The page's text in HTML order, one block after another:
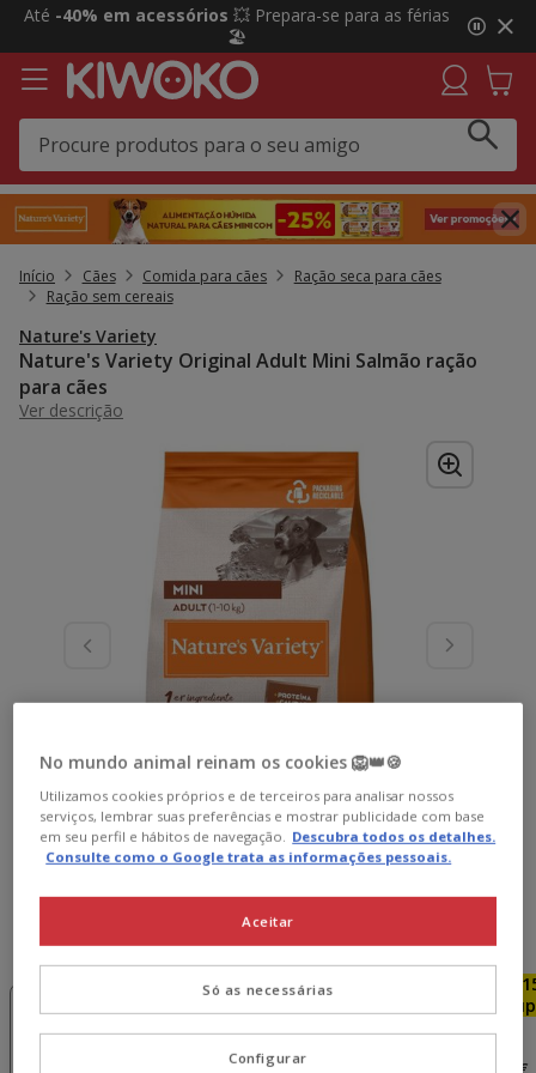
2
3,
mensagem,
Até -40% em acessórios 💥 Prepara-se para as férias
🏖️
Início Cães Comida para cães
Ração seca para cães
Ração sem cereais
Nature's Variety
Nature's Variety Original Adult Mini Salmão ração
para cães
Ver descrição
Peso:7 kg
-15€ c/
-
No mundo animal reinam os cookies 🦁👑🍪
Utilizamos cookies próprios e de terceiros para analisar nossos
serviços, lembrar suas preferências e mostrar publicidade com base
em seu perfil e hábitos de navegação. Descubra todos os detalhes.
Consulte como o Google trata as informações pessoais.
Só as necessárias
Aceitar
Configurar